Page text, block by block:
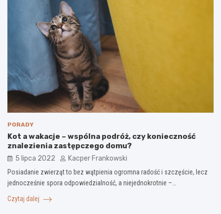
PORADY
Kot a wakacje – wspólna podróż, czy konieczność
znalezienia zastępczego domu?
5 lipca 2022 Kacper Frankowski
Posiadanie zwierząt to bez wątpienia ogromna radość i szczęście, lecz
jednocześnie spora odpowiedzialność, a niejednokrotnie –…
Czytaj dalej